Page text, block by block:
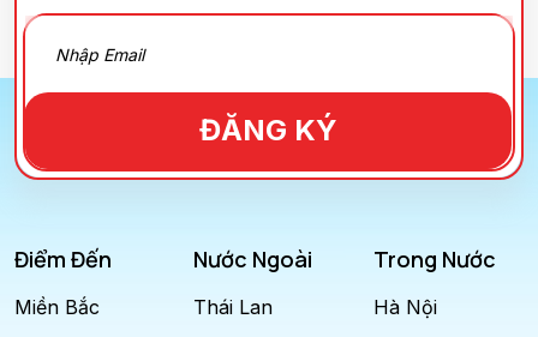
ĐĂNG KÝ
Điểm Đến
Miền Bắc
Nước Ngoài
Thái Lan
Trong Nước
Hà Nội